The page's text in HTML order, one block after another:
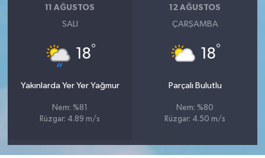
11 AĞUSTOS
SALI
18°
Yakınlarda Yer Yer Yağmur
Nem: %81
Rüzgar: 4.89 m/s
12 AĞUSTOS
ÇARŞAMBA
18°
Parçalı Bulutlu
Nem: %80
Rüzgar: 4.50 m/s